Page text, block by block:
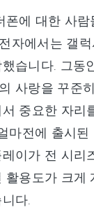
폰에 대한 사
자에서는 갤
습니다. 그동
사랑을 꾸준
중요한 자리
마전에 출시된
이가 전 시리
활용도가 크게
다.